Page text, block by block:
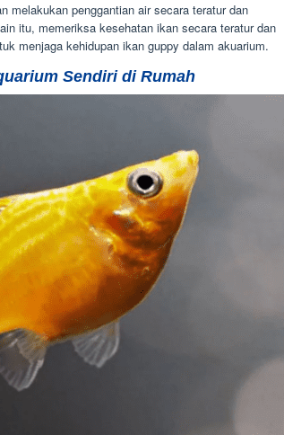
melakukan penggantian air secara teratur dan
itu, memeriksa kesehatan ikan secara teratur dan
menjaga kehidupan ikan guppy dalam akuarium.
Sendiri di Rumah